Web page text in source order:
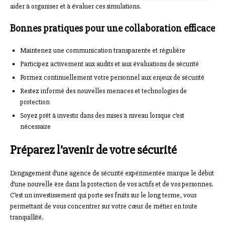
aider à organiser et à évaluer ces simulations.
Bonnes pratiques pour une collaboration efficace
Maintenez une communication transparente et régulière
Participez activement aux audits et aux évaluations de sécurité
Formez continuellement votre personnel aux enjeux de sécurité
Restez informé des nouvelles menaces et technologies de
protection
Soyez prêt à investir dans des mises à niveau lorsque c’est
nécessaire
Préparez l’avenir de votre sécurité
L’engagement d’une agence de sécurité expérimentée marque le début
d’une nouvelle ère dans la protection de vos actifs et de vos personnes.
C’est un investissement qui porte ses fruits sur le long terme, vous
permettant de vous concentrer sur votre cœur de métier en toute
tranquillité.